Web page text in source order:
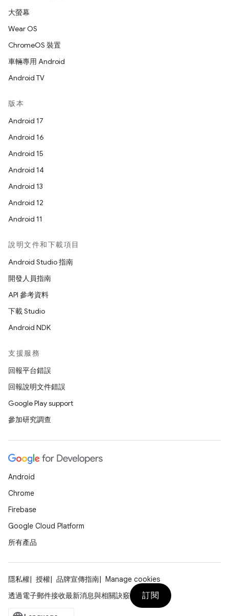
大螢幕
Wear OS
ChromeOS 裝置
車輛專用 Android
Android TV
版本
Android 17
Android 16
Android 15
Android 14
Android 13
Android 12
Android 11
說明文件和下載項目
Android Studio 指南
開發人員指南
API 參考資料
下載 Studio
Android NDK
支援服務
回報平台錯誤
回報說明文件錯誤
Google Play support
參加研究調查
Android
Chrome
Firebase
Google Cloud Platform
所有產品
隱私權 授權 品牌宣傳指南
Manage cookies
透過電子郵件接收最新消息與相關訣竅
訂閱